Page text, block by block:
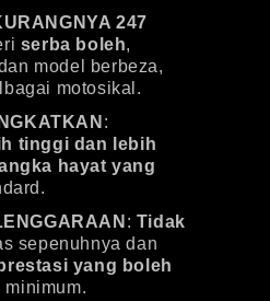
247
serba boleh,
model berbeza,
motosikal.
:
tinggi dan lebih
hayat yang
: Tidak
sepenuhnya dan
yang boleh